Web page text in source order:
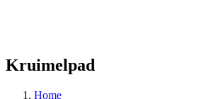
Kruimelpad
Home